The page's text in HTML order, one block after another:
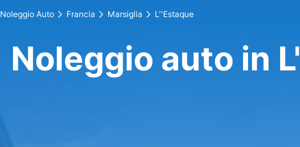
Noleggio Auto Francia Marsiglia L''Estaque
Noleggio auto in